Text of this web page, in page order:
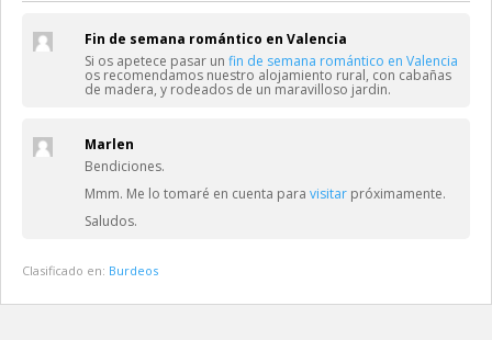
Fin de semana romántico en Valencia
Si os apetece pasar un fin de semana romántico en Valencia
os recomendamos nuestro alojamiento rural, con cabañas
de madera, y rodeados de un maravilloso jardin.
Marlen
Bendiciones.
Mmm. Me lo tomaré en cuenta para visitar próximamente.
Saludos.
Clasificado en: Burdeos